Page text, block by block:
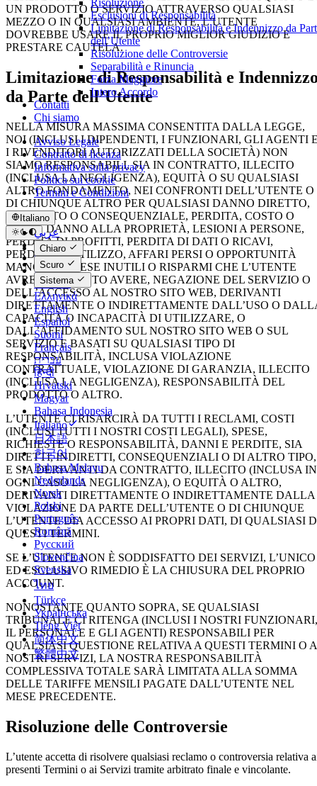
Risoluzione
Esclusioni di Responsabilità
Limitazione di Responsabilità e Indennizzo da
dell’Utente
Risoluzione delle Controversie
Separabilità e Rinuncia
Forza Maggiore
Intero Accordo
Contatti
Chi siamo
Avviso Legale
Contratto di licenza
Informativa sulla privacy
Politica sui cookie
Termini e Condizioni
Italiano
عربي
Català
Čeština
Dansk
Deutsch
Ελληνικά
English
Español
Suomi
Français
עברית
हिन्दी
Hrvatski
Magyar
Bahasa Indonesia
Italiano
日本語
한국어
Bahasa Melayu
Nederlands
Norsk
Polski
Português
Română
Русский
Slovenčina
Svenska
ไทย
Türkçe
Українська
Tiếng Việt
简体中文
繁體中文
Chiaro
Scuro
Sistema
UN PRODOTTO O SERVIZIO ATTRAVERSO QUALSIASI
MEZZO O IN QUALSIASI AMBIENTE, L’UTENTE
DOVREBBE USARE IL PROPRIO MIGLIOR GIUDIZIO E
PRESTARE CAUTELA.
Limitazione di Responsabilità e
da Parte dell’Utente
NELLA MISURA MASSIMA CONSENTITA DALLA LEGGE,
NOI (INCLUSI I DIPENDENTI, I FUNZIONARI, GLI AGENTI
I RIVENDITORI AUTORIZZATI DELLA SOCIETÀ) NON
SIAMO RESPONSABILI, SIA IN CONTRATTO, ILLECITO
(INCLUSA LA NEGLIGENZA), EQUITÀ O SU QUALSIASI
ALTRO FONDAMENTO, NEI CONFRONTI DELL’UTENTE O
DI CHIUNQUE ALTRO PER QUALSIASI DANNO DIRETTO,
INDIRETTO O CONSEQUENZIALE, PERDITA, COSTO O
SPESA, DANNO ALLA PROPRIETÀ, LESIONI A PERSONE,
PERDITA DI PROFITTI, PERDITA DI DATI O RICAVI,
PERDITA DI UTILIZZO, AFFARI PERSI O OPPORTUNITÀ
MANCATE, SPESE INUTILI O RISPARMI CHE L’UTENTE
AVREBBE POTUTO AVERE, NEGAZIONE DEL SERVIZIO O
DELL’ACCESSO AL NOSTRO SITO WEB, DERIVANTI
DIRETTAMENTE O INDIRETTAMENTE DALL’USO O
CAPACITÀ O INCAPACITÀ DI UTILIZZARE, O
DALL’AFFIDAMENTO SUL NOSTRO SITO WEB O SUL
SERVIZIO E BASATI SU QUALSIASI TIPO DI
RESPONSABILITÀ, INCLUSA VIOLAZIONE
CONTRATTUALE, VIOLAZIONE DI GARANZIA, ILLECITO
(INCLUSA LA NEGLIGENZA), RESPONSABILITÀ DEL
PRODOTTO O ALTRO.
L’UTENTE CI RISARCIRÀ DA TUTTI I RECLAMI, COSTI
(INCLUSI TUTTI I NOSTRI COSTI LEGALI), SPESE,
RICHIESTE O RESPONSABILITÀ, DANNI E PERDITE, SIA
DIRETTI, INDIRETTI, CONSEQUENZIALI O DI ALTRO TIPO,
E SIA DERIVANTI DA CONTRATTO, ILLECITO (INCLUSA IN
OGNI CASO LA NEGLIGENZA), O EQUITÀ O ALTRO,
DERIVANTI DIRETTAMENTE O INDIRETTAMENTE DALLA
VIOLAZIONE DA PARTE DELL’UTENTE O DI CHIUNQUE
L’UTENTE DIA ACCESSO AI PROPRI DATI, DI QUALSIASI
QUESTI TERMINI.
SE L’UTENTE NON È SODDISFATTO DEI SERVIZI, L’UNICO
ED ESCLUSIVO RIMEDIO È LA CHIUSURA DEL PROPRIO
ACCOUNT.
NONOSTANTE QUANTO SOPRA, SE QUALSIASI
TRIBUNALE CI RITENGA (INCLUSI I NOSTRI FUNZIONARI,
IL PERSONALE E GLI AGENTI) RESPONSABILI PER
QUALSIASI QUESTIONE RELATIVA A QUESTI TERMINI O
NOSTRI SERVIZI, LA NOSTRA RESPONSABILITÀ
COMPLESSIVA TOTALE SARÀ LIMITATA ALLA SOMMA
DELLE TARIFFE MENSILI PAGATE DALL’UTENTE NEL
MESE PRECEDENTE.
Risoluzione delle Controversie
L’utente accetta di risolvere qualsiasi reclamo o controversia relativa
presenti Termini o ai Servizi tramite arbitrato finale e vincolante.